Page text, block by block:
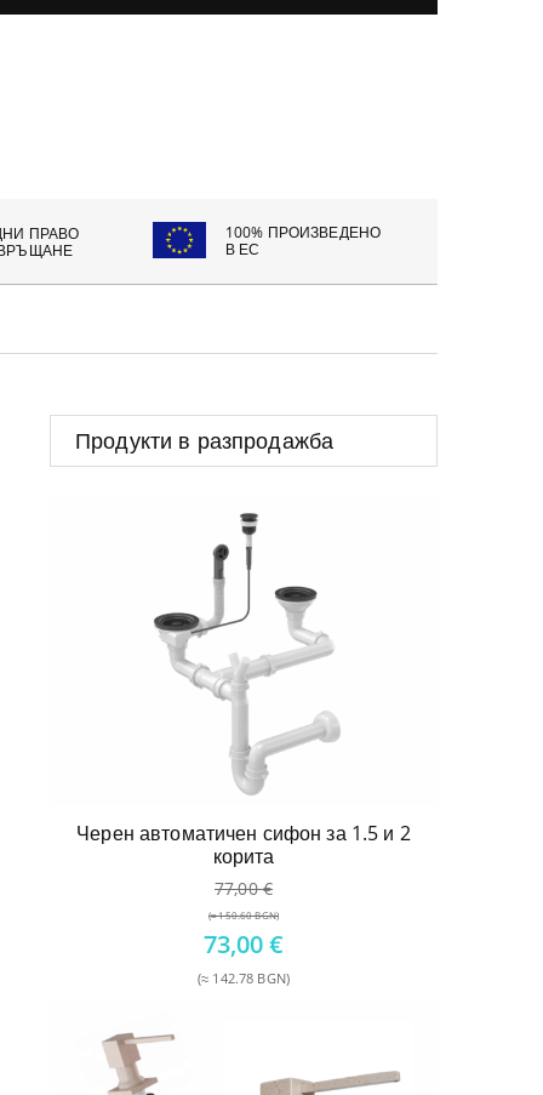
ПРАВО
100% ПРОИЗВЕДЕНО
В ЕС
Продукти в разпродажба
Черен автоматичен сифон за 1.5 и 2
корита
77,00€
(≈ 150.60 BGN)
Original
price
was:
73,00€
(≈ 142.78 BGN)
73,00 €.